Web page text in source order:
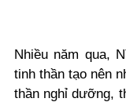
Nhiều năm qua,
tinh thần tạo nên
thần nghỉ dưỡng,